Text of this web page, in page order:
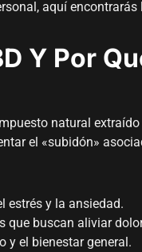
aquí encontrarás
Y Por
natural
el «subidón»
estrés y la ansiedad.
que buscan aliviar
y el bienestar general.